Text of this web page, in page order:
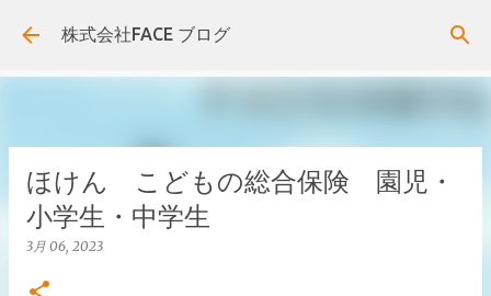
スキップしてメイン コンテンツに移動
株式会社FACE ブログ
ほけん こどもの総合保険 園児・
小学生・中学生
3月 06, 2023